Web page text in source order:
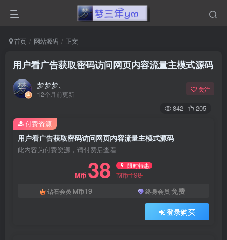
首页 网站源码 正文
用户看广告获取密码访问网页内容流量主模式源码
梦梦梦、
12个月前更新
关注
842 205
用户看广告获取密码访问网页内容流量主模式源码
此内容为付费资源，请付费后查看
M币 38 限时特惠
M币198
钻石会员 M币19 终身会员 免费
登录购买
付费资源